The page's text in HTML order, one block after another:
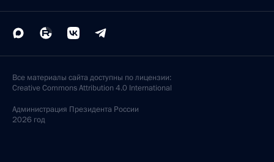
Все материалы сайта доступны по лицензии:
Creative Commons Attribution 4.0 International
Администрация Президента России
2026 год